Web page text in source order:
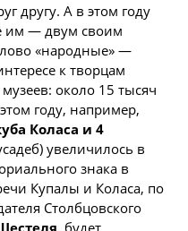
другу. А в этом году
им — двум своим
«народные» —
к творцам
около 15 тысяч
году, например,
Коласа и 4
увеличилось в
знака в
Купалы и Коласа, по
Столбцовского
, будет